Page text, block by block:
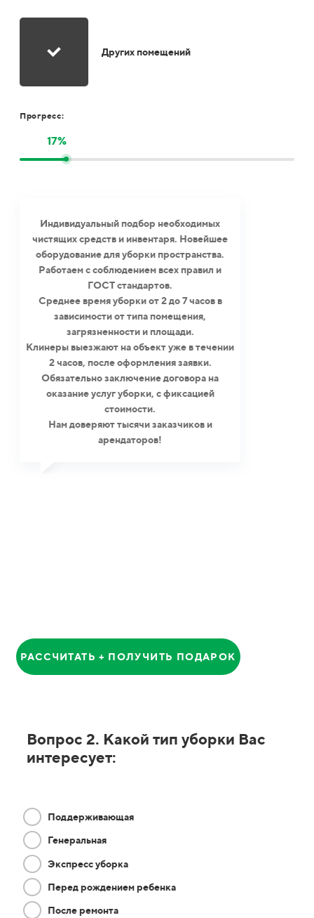
Других помещений
Прогресс:
17%
Индивидуальный подбор необходимых
чистящих средств и инвентаря. Новейшее
оборудование для уборки пространства.
Работаем с соблюдением всех правил и
ГОСТ стандартов.
Среднее время уборки от 2 до 7 часов в
зависимости от типа помещения,
загрязненности и площади.
Клинеры выезжают на объект уже в течении
2 часов, после оформления заявки.
Обязательно заключение договора на
оказание услуг уборки, с фиксацией
стоимости.
Нам доверяют тысячи заказчиков и
арендаторов!
РАССЧИТАТЬ + ПОЛУЧИТЬ ПОДАРОК
Вопрос 2. Какой тип уборки Вас
интересует:
Поддерживающая
Генеральная
Экспресс уборка
Перед рождением ребенка
После ремонта